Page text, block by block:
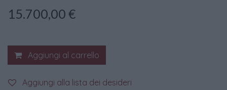
15.700,00 €
Aggiungi al carrello
Aggiungi alla lista dei desideri